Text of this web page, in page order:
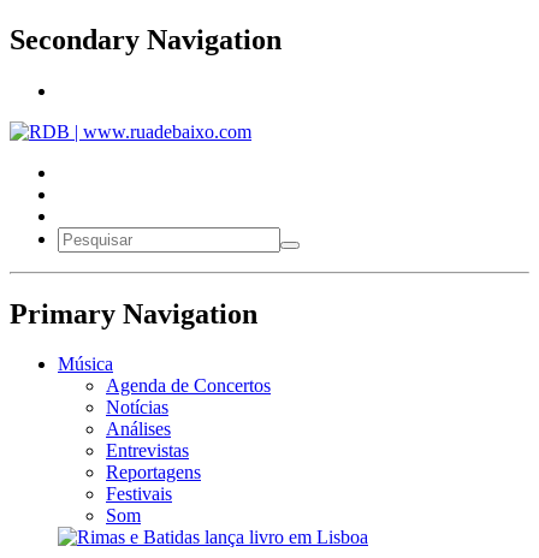
Secondary Navigation
Primary Navigation
Música
Agenda de Concertos
Notícias
Análises
Entrevistas
Reportagens
Festivais
Som